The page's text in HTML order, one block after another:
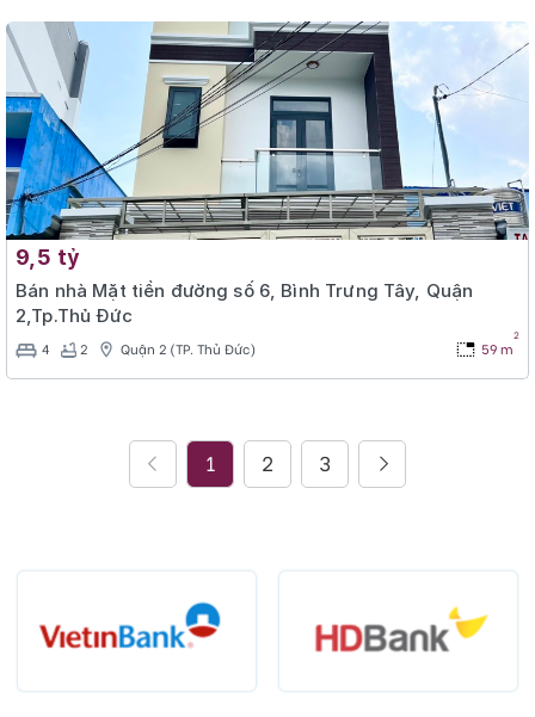
9,5 tỷ
Bán nhà Mặt tiền đường số 6, Bình Trưng Tây, Quận
2,Tp.Thủ Đức
4 2 Quận 2 (TP. Thủ Đức) 59 m
2
1 2 3